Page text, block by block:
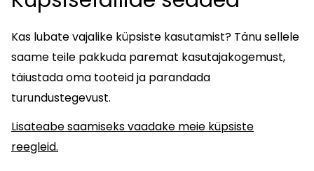
Kas lubate vajalike küpsiste kasutamist? Tänu sellele
saame teile pakkuda paremat kasutajakogemust,
täiustada oma tooteid ja parandada
turundustegevust.
Lisateabe saamiseks vaadake meie küpsiste
reegleid.